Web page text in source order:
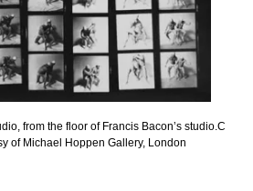
from the floor of Francis Bacon’s studio.C
of Michael Hoppen Gallery, London